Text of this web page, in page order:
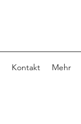
Kontakt Mehr